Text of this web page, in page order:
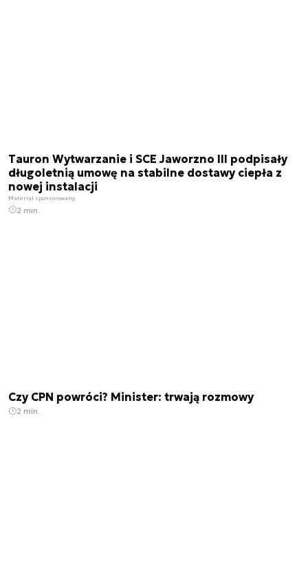
Tauron Wytwarzanie i SCE Jaworzno III podpisały
długoletnią umowę na stabilne dostawy ciepła z
nowej instalacji
Materiał sponsorowany
2 min.
Czy CPN powróci? Minister: trwają rozmowy
2 min.